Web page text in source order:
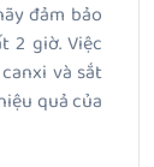
đảm bảo
2 giờ. Việc
và sắt
quả của